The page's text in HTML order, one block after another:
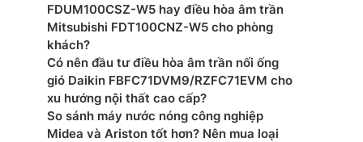
sản phẩm(RxCxD): 1.040 x 295 x 244 mm
sản phẩm: 14 kg
ống(lỏng/gas): 6.35/12.7 mm
xuất: Panasonic
FDUM100CSZ-W5 hay điều hòa âm trần
Mitsubishi FDT100CNZ-W5 cho phòng
khách?
Có nên đầu tư điều hòa âm trần nối ống
gió Daikin FBFC71DVM9/RZFC71EVM cho
xu hướng nội thất cao cấp?
So sánh máy nước nóng công nghiệp
Midea và Ariston tốt hơn? Nên mua loại